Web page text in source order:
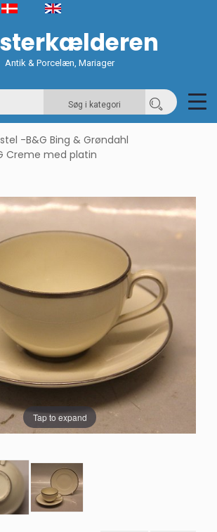
Antik & Porcelæn, Mariager
Søg i kategori
-B&G Bing & Grøndahl
Creme med platin
Tap to expand